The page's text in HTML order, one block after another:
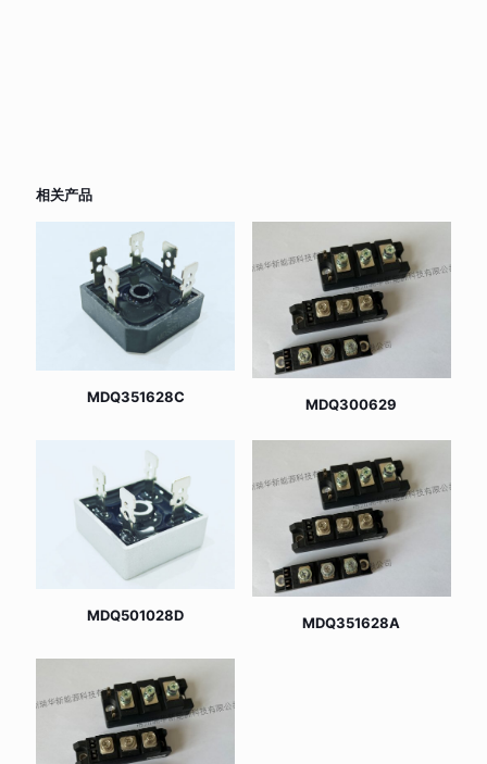
相关产品
MDQ351628C MDQ300629
MDQ501028D MDQ351628A